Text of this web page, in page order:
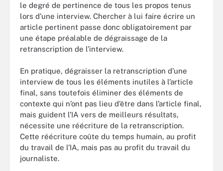
le degré de pertinence de tous les propos tenus
lors d’une interview. Chercher à lui faire écrire un
article pertinent passe donc obligatoirement par
une étape préalable de dégraissage de la
retranscription de l’interview.
En pratique, dégraisser la retranscription d’une
interview de tous les éléments inutiles à l’article
final, sans toutefois éliminer des éléments de
contexte qui n’ont pas lieu d’être dans l’article final,
mais guident l’IA vers de meilleurs résultats,
nécessite une réécriture de la retranscription.
Cette réécriture coûte du temps humain, au profit
du travail de l’IA, mais pas au profit du travail du
journaliste.